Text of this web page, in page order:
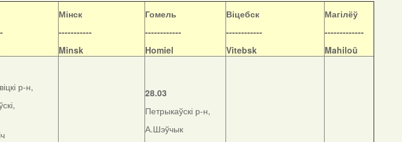
Мінск
-----------
Minsk
Гомель
------------
Homiel
Віцебск
------------
Vitebsk
Магілёў
-------------
Mahiloŭ
р-н,
28.03
Петрыкаўскі р-н,
А.Шэўчык